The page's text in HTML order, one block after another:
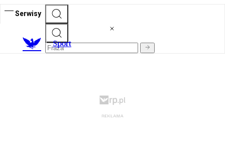
Serwisy
Sport